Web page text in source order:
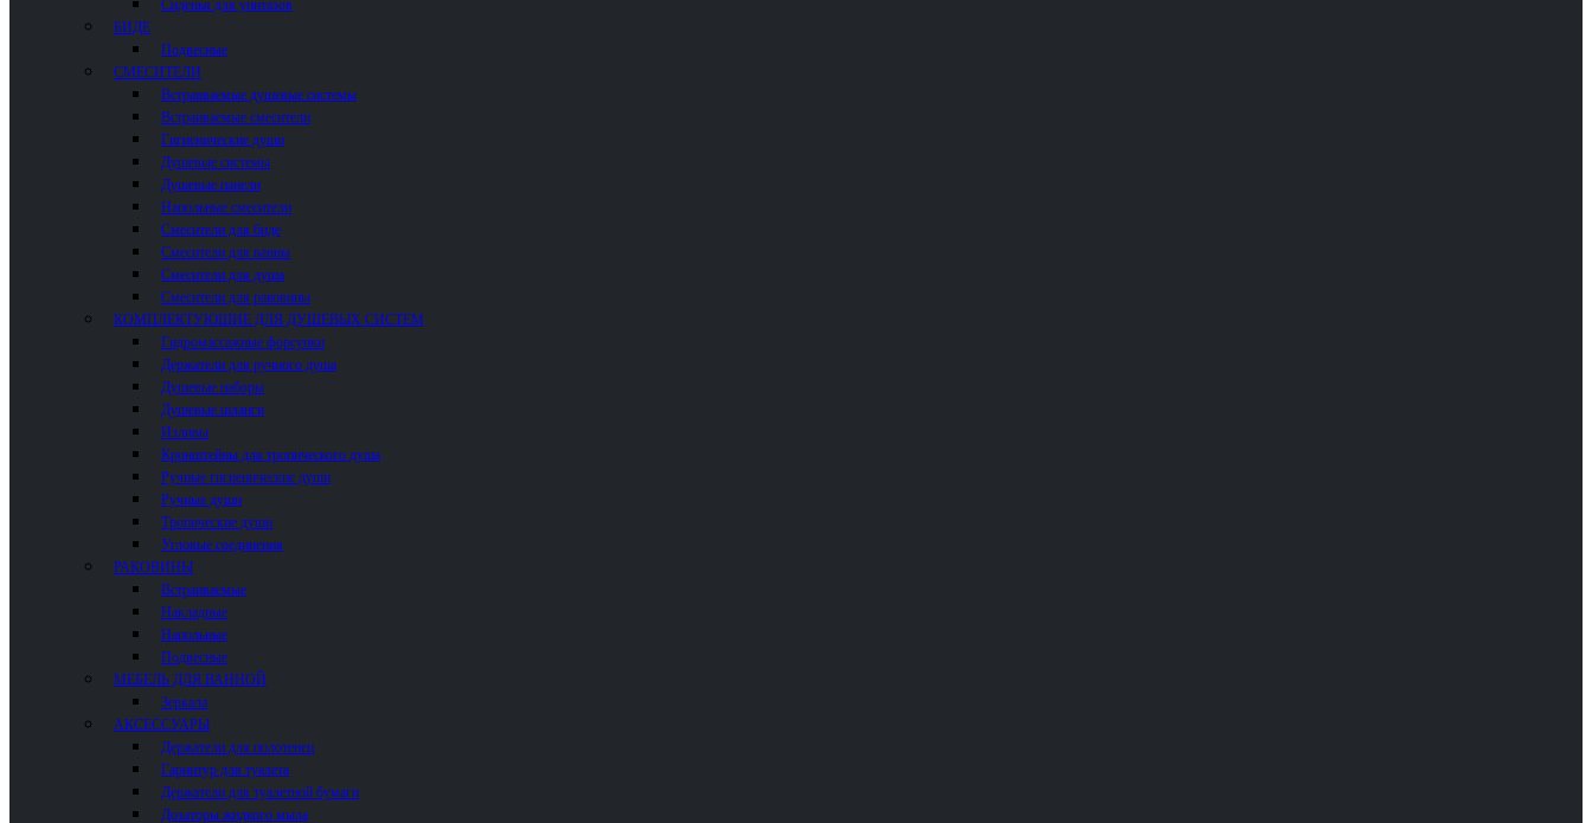
Сиденья для унитазов
БИДЕ
Подвесные
СМЕСИТЕЛИ
Встраиваемые душевые системы
Встраиваемые смесители
Гигиенические души
Душевые системы
Душевые панели
Напольные смесители
Смесители для биде
Смесители для ванны
Смесители для душа
Смесители для раковины
КОМПЛЕКТУЮЩИЕ ДЛЯ ДУШЕВЫХ СИСТЕМ
Гидромассажные форсунки
Держатели для ручного душа
Душевые наборы
Душевые шланги
Изливы
Кронштейны для тропического душа
Ручные гигиенические души
Ручные души
Тропические души
Угловые соединения
РАКОВИНЫ
Встраиваемые
Накладные
Напольные
Подвесные
МЕБЕЛЬ ДЛЯ ВАННОЙ
Зеркала
АКСЕССУАРЫ
Держатели для полотенец
Гарнитур для туалета
Держатели для туалетной бумаги
Дозаторы жидкого мыла